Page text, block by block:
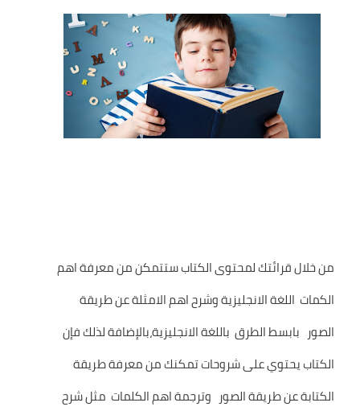
من خلال قرائتك لمحتوى الكتاب ستتمكن من معرفة اهم
الكمات اللغة الانجليزية وشرح اهم الامثلة عن طريقة
الصور بابسط الطرق باللغة الانجليزية،بالإضافة لذلك فإن
الكتاب يحتوي على شروحات تمكنك من معرفة طريقة
الكتابة عن طريقة الصور وترجمة اهم الكلمات مثل شرح